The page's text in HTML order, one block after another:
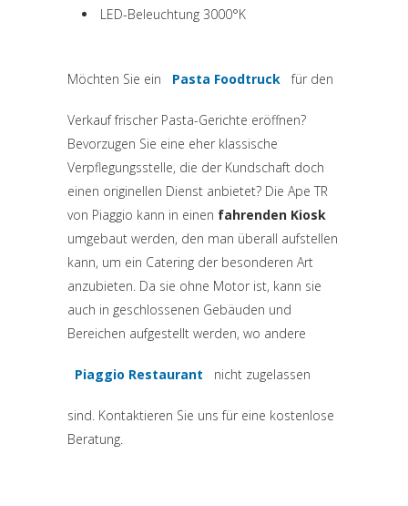
LED-Beleuchtung 3000°K
Möchten Sie ein Pasta Foodtruck für den
Verkauf frischer Pasta-Gerichte eröffnen?
Bevorzugen Sie eine eher klassische
Verpflegungsstelle, die der Kundschaft doch
einen originellen Dienst anbietet? Die Ape TR
von Piaggio kann in einen fahrenden Kiosk
umgebaut werden, den man überall aufstellen
kann, um ein Catering der besonderen Art
anzubieten. Da sie ohne Motor ist, kann sie
auch in geschlossenen Gebäuden und
Bereichen aufgestellt werden, wo andere
Piaggio Restaurant
(si apre in una nuova scheda)
nicht zugelassen
sind. Kontaktieren Sie uns für eine kostenlose
Beratung.